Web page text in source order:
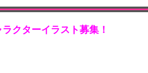
クターイラスト募集！